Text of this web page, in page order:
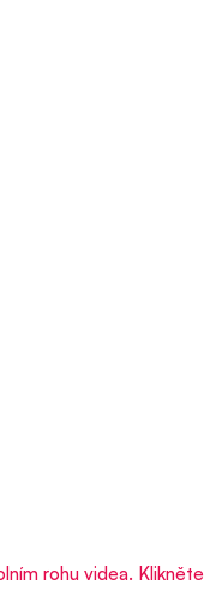
rohu videa. Klikněte